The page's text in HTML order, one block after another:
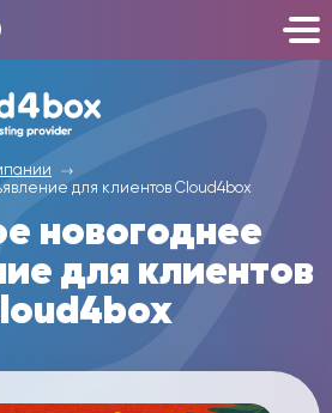
для клиентов Cloud4box
новогоднее
для клиентов